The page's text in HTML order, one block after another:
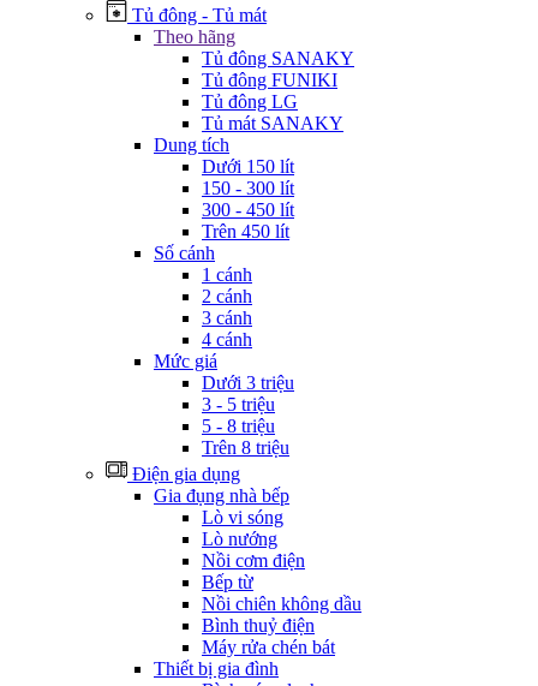
Tủ đông - Tủ mát
Theo hãng
Tủ đông SANAKY
Tủ đông FUNIKI
Tủ đông LG
Tủ mát SANAKY
Dung tích
Dưới 150 lít
150 - 300 lít
300 - 450 lít
Trên 450 lít
Số cánh
1 cánh
2 cánh
3 cánh
4 cánh
Mức giá
Dưới 3 triệu
3 - 5 triệu
5 - 8 triệu
Trên 8 triệu
Điện gia dụng
Gia đụng nhà bếp
Lò vi sóng
Lò nướng
Nồi cơm điện
Bếp từ
Nồi chiên không dầu
Bình thuỷ điện
Máy rửa chén bát
Thiết bị gia đình